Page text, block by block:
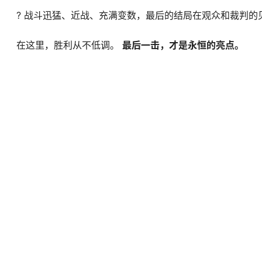
? 战斗迅猛、近战、充满变数，最后的结局在观众和裁判的
在这里，胜利从不低调。 最后一击，才是永恒的亮点。